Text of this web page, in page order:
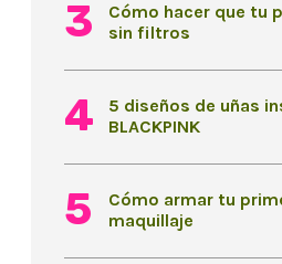
Cómo hacer que tu
sin filtros
5 diseños de uñas
BLACKPINK
Cómo armar tu
maquillaje